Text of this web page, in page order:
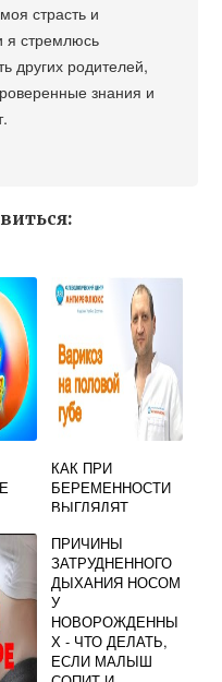
страсть и
я стремлюсь
других родителей,
знания и
КАК ПРИ
БЕРЕМЕННОСТИ
ВЫГЛЯДЯТ
ПРИЧИНЫ
ЗАТРУДНЕННОГО
ДЫХАНИЯ НОСОМ
У
НОВОРОЖДЕННЫ
Х - ЧТО ДЕЛАТЬ,
ЕСЛИ МАЛЫШ